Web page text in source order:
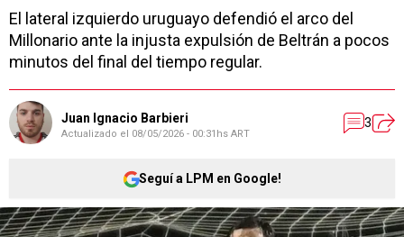
El lateral izquierdo uruguayo defendió el arco del
Millonario ante la injusta expulsión de Beltrán a pocos
minutos del final del tiempo regular.
Juan Ignacio Barbieri
Actualizado el 08/05/2026 - 00:31hs ART
3
Seguí a LPM en Google!